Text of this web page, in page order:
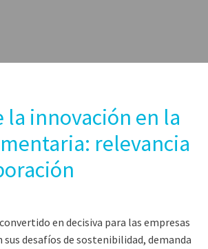
la innovación en la
relevancia
en decisiva para las empresas
desafíos de sostenibilidad, demanda